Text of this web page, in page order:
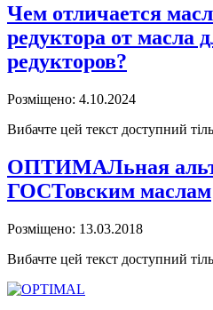
Чем отличается
редуктора от масла
редукторов?
Розміщено: 4.10.2024
Вибачте цей текст доступний
ОПТИМАЛьная
ГОСТовским маслам
Розміщено: 13.03.2018
Вибачте цей текст доступний